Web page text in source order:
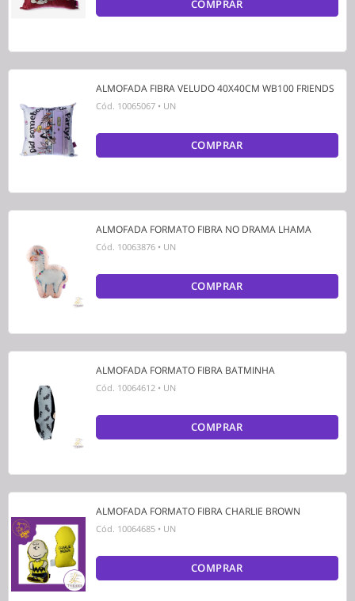
COMPRAR
ALMOFADA FIBRA VELUDO 40X40CM WB100 FRIENDS
Cód. 10065067 • UN
COMPRAR
ALMOFADA FORMATO FIBRA NO DRAMA LHAMA
Cód. 10063876 • UN
COMPRAR
ALMOFADA FORMATO FIBRA BATMINHA
Cód. 10064612 • UN
COMPRAR
ALMOFADA FORMATO FIBRA CHARLIE BROWN
Cód. 10064685 • UN
COMPRAR